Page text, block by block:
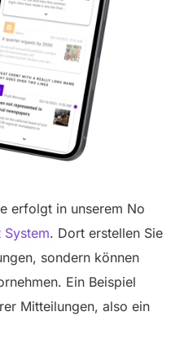
erfolgt in unserem No
System. Dort erstellen Sie
sondern können
Ein Beispiel
Mitteilungen, also ein